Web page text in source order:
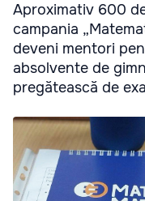
Aproximativ 600
campania
deveni mentori
absolvente de
pregătească de